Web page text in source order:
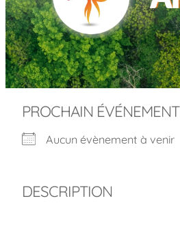
PROCHAIN ÉVÉNEMENT
Aucun évènement à venir
DESCRIPTION